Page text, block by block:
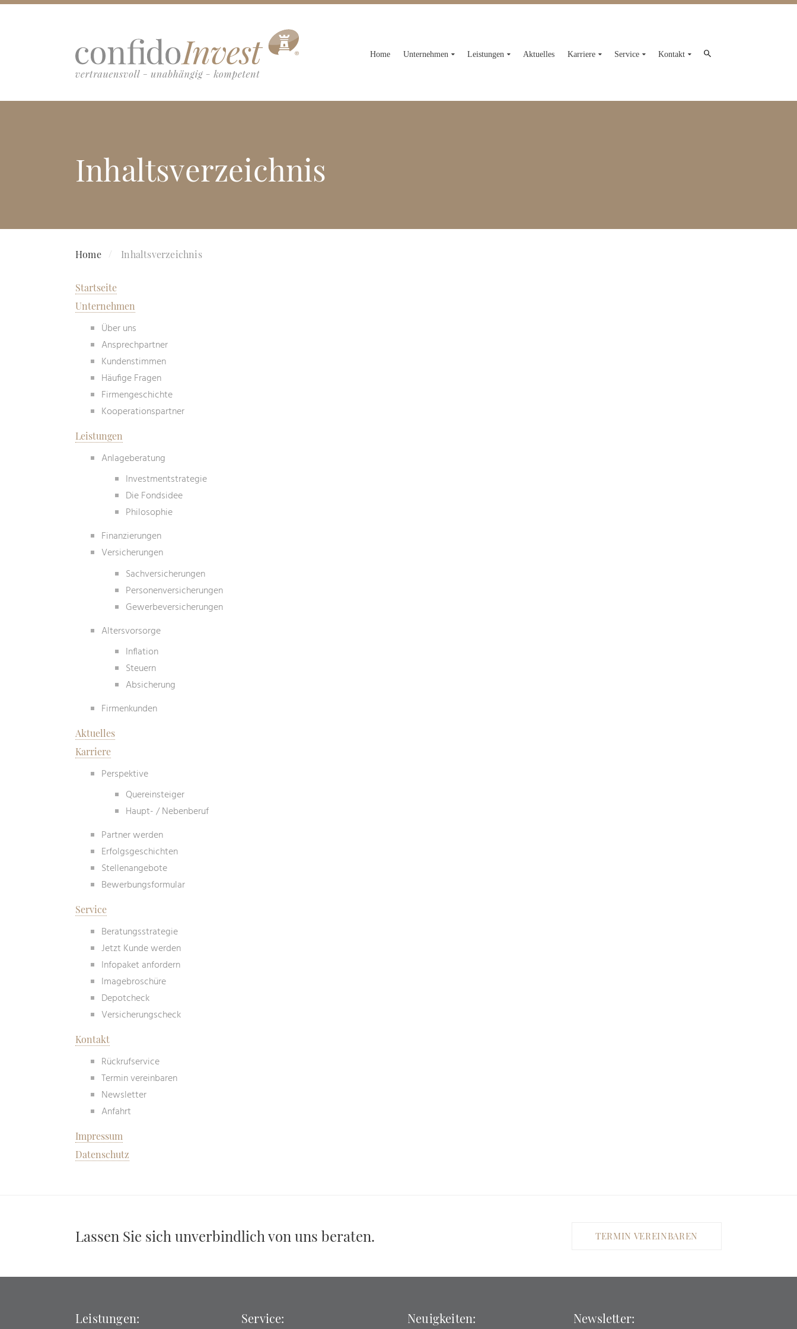
Home Unternehmen Leistungen Aktuelles Karriere Service Kontakt
Inhaltsverzeichnis
Home Inhaltsverzeichnis
Startseite
Unternehmen
Über uns
Ansprechpartner
Kundenstimmen
Häufige Fragen
Firmengeschichte
Kooperationspartner
Leistungen
Anlageberatung
Investmentstrategie
Die Fondsidee
Philosophie
Finanzierungen
Versicherungen
Sachversicherungen
Personenversicherungen
Gewerbeversicherungen
Altersvorsorge
Inflation
Steuern
Absicherung
Firmenkunden
Aktuelles
Karriere
Perspektive
Quereinsteiger
Haupt- / Nebenberuf
Partner werden
Erfolgsgeschichten
Stellenangebote
Bewerbungsformular
Service
Beratungsstrategie
Jetzt Kunde werden
Infopaket anfordern
Imagebroschüre
Depotcheck
Versicherungscheck
Kontakt
Rückrufservice
Termin vereinbaren
Newsletter
Anfahrt
Impressum
Datenschutz
Lassen Sie sich unverbindlich von uns beraten. TERMIN VEREINBAREN
Leistungen: Service: Neuigkeiten: Newsletter: